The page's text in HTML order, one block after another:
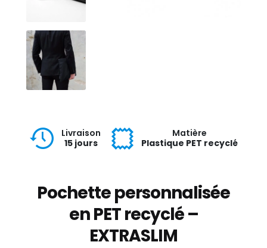
Livraison
15 jours
Matière
Plastique PET recyclé
Pochette personnalisée
en PET recyclé –
EXTRASLIM